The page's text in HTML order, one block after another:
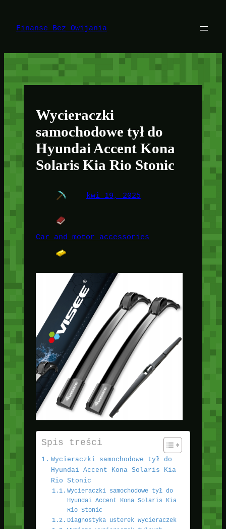
treści
Finanse Bez Owijania
Wycieraczki
samochodowe tył do
Hyundai Accent Kona
Solaris Kia Rio Stonic
kwi 19, 2025
Car and motor accessories
Spis treści
Wycieraczki samochodowe tył do
Hyundai Accent Kona Solaris Kia
Rio Stonic
Wycieraczki samochodowe tył do
Hyundai Accent Kona Solaris Kia
Rio Stonic
Diagnostyka usterek wycieraczek